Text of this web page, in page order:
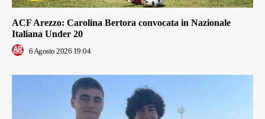
ACF Arezzo: Carolina Bertora convocata in Nazionale
Italiana Under 20
6 Agosto 2026 19:04